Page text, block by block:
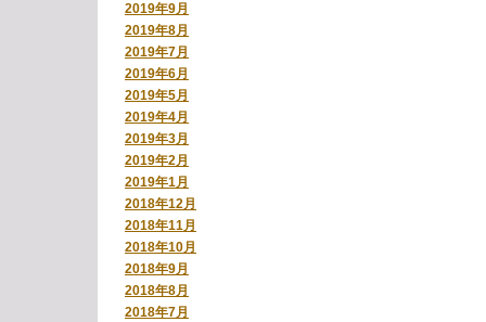
2019年9月
2019年8月
2019年7月
2019年6月
2019年5月
2019年4月
2019年3月
2019年2月
2019年1月
2018年12月
2018年11月
2018年10月
2018年9月
2018年8月
2018年7月